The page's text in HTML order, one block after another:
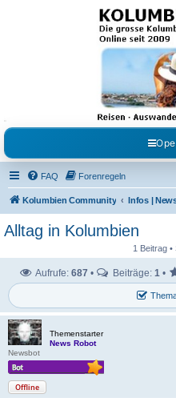
Kolumbienforum - Das
grosse Forum der
Freunde Kolumbiens
Reisen, Auswandern, Kultur, Politik,
Austausch, Erfahrungen und Gemeinschaft
FAQ Forenregeln
Kolumbien Community Infos |
Alltag in Kolumbien
1 Beitrag •
Aufrufe: 687 • Beiträge: 1 •
Themenstarter
News Robot
Newsbot
Offline